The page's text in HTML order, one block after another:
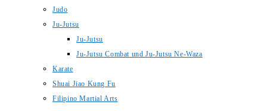
Judo
Ju-Jutsu
Ju-Jutsu
Ju-Jutsu Combat und Ju-Jutsu Ne-Waza
Karate
Shuai Jiao Kung Fu
Filipino Martial Arts